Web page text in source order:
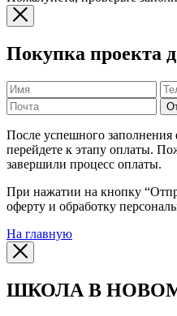
Покупка проекта
После успешного
перейдете к этапу оплаты.
завершили процесс оплаты.
При нажатии на кнопку
оферту и обработку
На главную
ШКОЛА В